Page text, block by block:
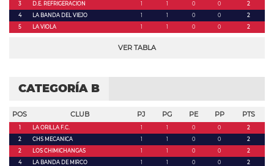
3
D.E. REFRIGERACION 1 1 0 0
2
4
LA BANDA DEL VIEJO 1 1 0 0
2
5
LA VIOLA 1 1 0 0 2
VER TABLA
CATEGORÍA B
POS CLUB PJ PG PE PP PTS
1 LA ORILLA F.C. 1 1 0 0
2
2
CHS MECANICA 1 1 0 0
2
2
LOS CHIMICHANGAS 1 1 0 0
2
4
LA BANDA DE MIRCO 1 1 0 0
2